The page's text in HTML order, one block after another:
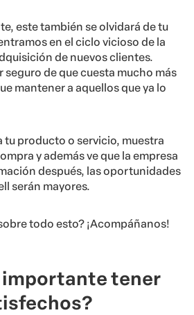
este también se olvidará de tu
en el ciclo vicioso de la
de nuevos clientes.
seguro de que cuesta mucho más
mantener a aquellos que ya lo
tu producto o servicio, muestra
y además ve que la empresa
después, las oportunidades
serán mayores.
todo esto? ¡Acompáñanos!
importante tener